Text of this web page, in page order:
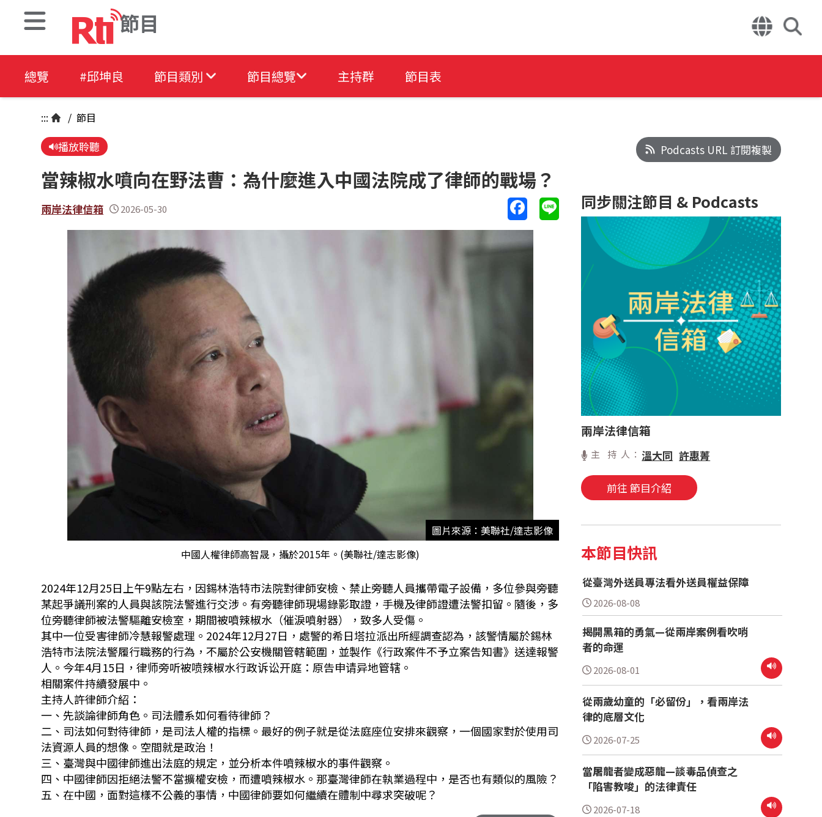
節目
總覽 #邱坤良 節目類別 節目總覽 主持群 節目表
::: / 節目
播放聆聽
當辣椒水噴向在野法曹：為什麼進入中國法院成了律師的戰場？
兩岸法律信箱 2026-05-30
圖片來源：美聯社/達志影像
中國人權律師高智晟，攝於2015年。(美聯社/達志影像)
2024年12月25日上午9點左右，因錫林浩特市法院對律師安檢、禁止旁聽人員攜帶電子設備，多位參與旁聽
某起爭議刑案的人員與該院法警進行交涉。有旁聽律師現場錄影取證，手機及律師證遭法警扣留。隨後，多
位旁聽律師被法警驅離安檢室，期間被噴辣椒水（催淚噴射器），致多人受傷。
其中一位受害律師冷慧報警處理。2024年12月27日，處警的希日塔拉派出所經調查認為，該警情屬於錫林
浩特市法院法警履行職務的行為，不屬於公安機關管轄範圍，並製作《行政案件不予立案告知書》送達報警
人。今年4月15日，律师旁听被喷辣椒水行政诉讼开庭：原告申请异地管辖。
相關案件持續發展中。
主持人許律師介紹：
一、先談論律師角色。司法體系如何看待律師？
二、司法如何對待律師，是司法人權的指標。最好的例子就是從法庭座位安排來觀察，一個國家對於使用司
法資源人員的想像。空間就是政治！
三、臺灣與中國律師進出法庭的規定，並分析本件噴辣椒水的事件觀察。
四、中國律師因拒絕法警不當擴權安檢，而遭噴辣椒水。那臺灣律師在執業過程中，是否也有類似的風險？
五、在中國，面對這樣不公義的事情，中國律師要如何繼續在體制中尋求突破呢？
Podcasts URL 訂閱複製
同步關注節目 & Podcasts
兩岸法律信箱
主 持 人：溫大同 許惠菁
前往 節目介紹
本節目快訊
從臺灣外送員專法看外送員權益保障
2026-08-08
揭開黑箱的勇氣—從兩岸案例看吹哨
者的命運
2026-08-01
從兩歲幼童的「必留份」，看兩岸法
律的底層文化
2026-07-25
當屠龍者變成惡龍—談毒品偵查之
「陷害教唆」的法律責任
2026-07-18